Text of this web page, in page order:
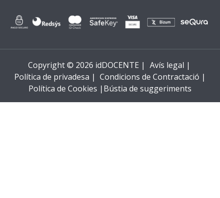
Copyright © 2026 idDOCENTE | Avís legal |
Política de privadesa | Condicions de Contractació |
Política de Cookies | Bústia de suggeriments